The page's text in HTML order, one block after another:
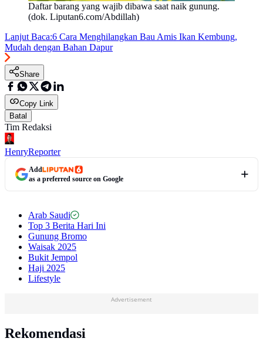
Daftar barang yang wajib dibawa saat naik gunung.
(dok. Liputan6.com/Abdillah)
Lanjut Baca:6 Cara Menghilangkan Bau Amis Ikan Kembung,
Mudah dengan Bahan Dapur
Share
Copy Link
Batal
Tim Redaksi
HenryReporter
Add
as a preferred source on Google
Arab Saudi
Top 3 Berita Hari Ini
Gunung Bromo
Waisak 2025
Bukit Jempol
Haji 2025
Lifestyle
Advertisement
Rekomendasi